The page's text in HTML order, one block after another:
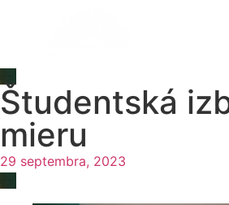
Študentská
mieru
29 septembra, 2023